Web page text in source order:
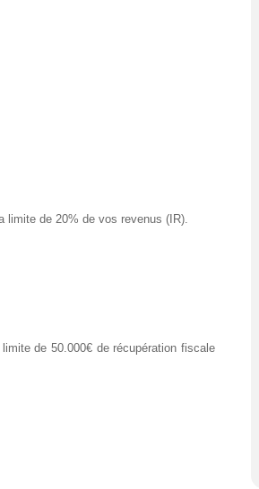
limite de 20% de vos revenus (IR).
de 50.000€ de récupération fiscale